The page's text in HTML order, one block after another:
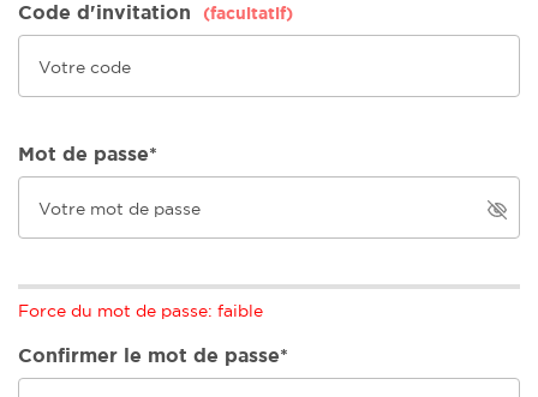
Code d'invitation (facultatif)
Mot de passe*
Force du mot de passe: faible
Confirmer le mot de passe*